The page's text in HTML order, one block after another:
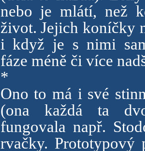
nebo je mlátí, než
život. Jejich koníčky
i když je s nimi
fáze méně či více
*
Ono to má i své
(ona každá ta
fungovala např.
rvačky. Prototypový